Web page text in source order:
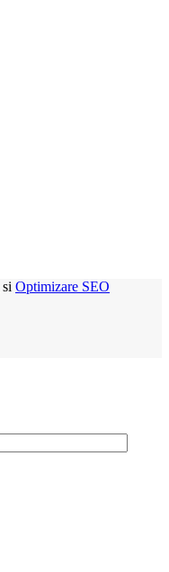
si Optimizare SEO